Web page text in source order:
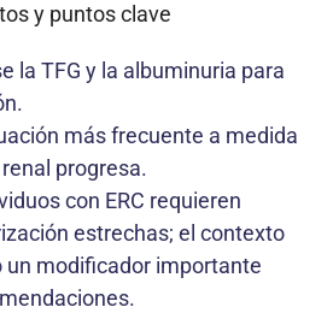
y puntos clave
la TFG y la albuminuria para
más frecuente a medida
progresa.
con ERC requieren
estrechas; el contexto
un modificador importante